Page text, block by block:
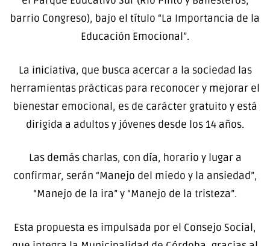
barrio Congreso), bajo el título “La Importancia de la
Educación Emocional”.
La iniciativa, que busca acercar a la sociedad las
herramientas prácticas para reconocer y mejorar el
bienestar emocional, es de carácter gratuito y está
dirigida a adultos y jóvenes desde los 14 años.
Las demás charlas, con día, horario y lugar a
confirmar, serán “Manejo del miedo y la ansiedad”,
“Manejo de la ira” y “Manejo de la tristeza”.
Esta propuesta es impulsada por el Consejo Social,